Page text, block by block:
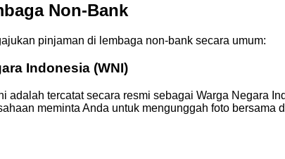
Non-Bank
pinjaman di lembaga non-bank secara umum:
Indonesia (WNI)
adalah tercatat secara resmi sebagai Warga Negara
meminta Anda untuk mengunggah foto